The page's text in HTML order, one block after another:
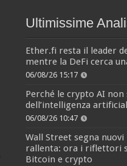
Ultimissime
Ether.fi resta il leader
mentre la DeFi cerca
06/08/26 15:17
Perché le crypto AI
dell’intelligenza
06/08/26 10:47
Wall Street segna
rallenta: ora i riflettori
Bitcoin e crypto